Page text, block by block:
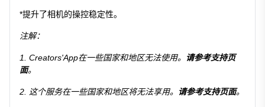
*提升了相机的操控稳定性。
注解：
1. Creators'App在一些国家和地区无法使用。
请参考支持页
面。
2. 这个服务在一些国家和地区将无法享用。 请参考支持页面。